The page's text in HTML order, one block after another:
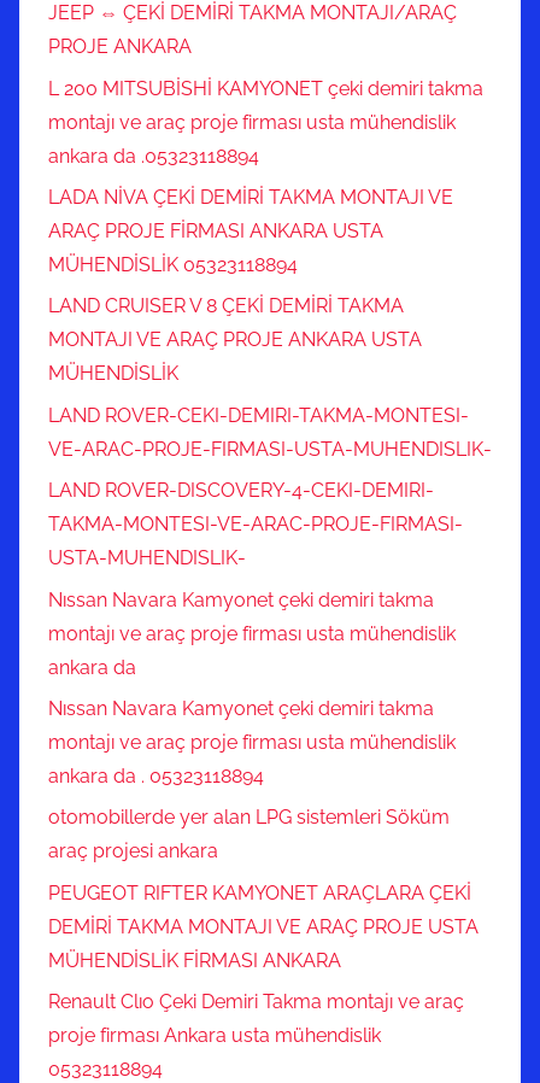
JEEP ⇔ ÇEKİ DEMİRİ TAKMA MONTAJI/ARAÇ
PROJE ANKARA
L 200 MITSUBİSHİ KAMYONET çeki demiri takma
montajı ve araç proje firması usta mühendislik
ankara da .05323118894
LADA NİVA ÇEKİ DEMİRİ TAKMA MONTAJI VE
ARAÇ PROJE FİRMASI ANKARA USTA
MÜHENDİSLİK 05323118894
LAND CRUISER V 8 ÇEKİ DEMİRİ TAKMA
MONTAJI VE ARAÇ PROJE ANKARA USTA
MÜHENDİSLİK
LAND ROVER-CEKI-DEMIRI-TAKMA-MONTESI-
VE-ARAC-PROJE-FIRMASI-USTA-MUHENDISLIK-
LAND ROVER-DISCOVERY-4-CEKI-DEMIRI-
TAKMA-MONTESI-VE-ARAC-PROJE-FIRMASI-
USTA-MUHENDISLIK-
Nıssan Navara Kamyonet çeki demiri takma
montajı ve araç proje firması usta mühendislik
ankara da
Nıssan Navara Kamyonet çeki demiri takma
montajı ve araç proje firması usta mühendislik
ankara da . 05323118894
otomobillerde yer alan LPG sistemleri Söküm
araç projesi ankara
PEUGEOT RIFTER KAMYONET ARAÇLARA ÇEKİ
DEMİRİ TAKMA MONTAJI VE ARAÇ PROJE USTA
MÜHENDİSLİK FİRMASI ANKARA
Renault Clıo Çeki Demiri Takma montajı ve araç
proje firması Ankara usta mühendislik
05323118894